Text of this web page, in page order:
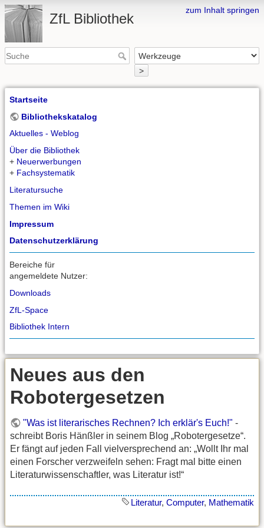
zum Inhalt springen
ZfL Bibliothek
>
Startseite
Bibliothekskatalog
Aktuelles - Weblog
Über die Bibliothek
+ Neuerwerbungen
+ Fachsystematik
Literatursuche
Themen im Wiki
Impressum
Datenschutzerklärung
Bereiche für
angemeldete Nutzer:
Downloads
ZfL-Space
Bibliothek Intern
Neues aus den
Robotergesetzen
"Was ist literarisches Rechnen? Ich erklär's Euch!" -
schreibt Boris Hänßler in seinem Blog „Robotergesetze“.
Er fängt auf jeden Fall vielversprechend an: „Wollt Ihr mal
einen Forscher verzweifeln sehen: Fragt mal bitte einen
Literaturwissenschaftler, was Literatur ist!“
Literatur, Computer, Mathematik